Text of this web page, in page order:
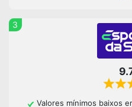
3
Valores mínimos baixos